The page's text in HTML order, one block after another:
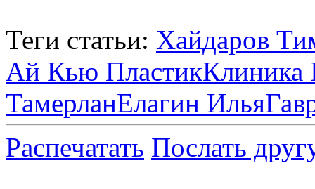
Теги статьи: Хайдаров
Ай Кью ПластикКлиника
ТамерланЕлагин Илья
Распечатать Послать